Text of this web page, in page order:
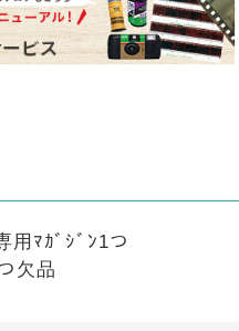
用ﾏｶﾞｼﾞﾝ1つ
欠品